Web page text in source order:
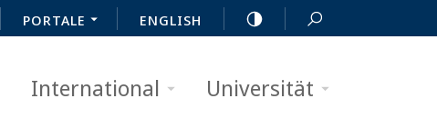
PORTALE ENGLISH
International Universität